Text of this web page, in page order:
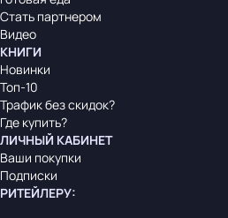
Стать партнером
Видео
КНИГИ
Новинки
Топ-10
Трафик без скидок?
Где купить?
ЛИЧНЫЙ КАБИНЕТ
Ваши покупки
Подписки
РИТЕЙЛЕРУ: